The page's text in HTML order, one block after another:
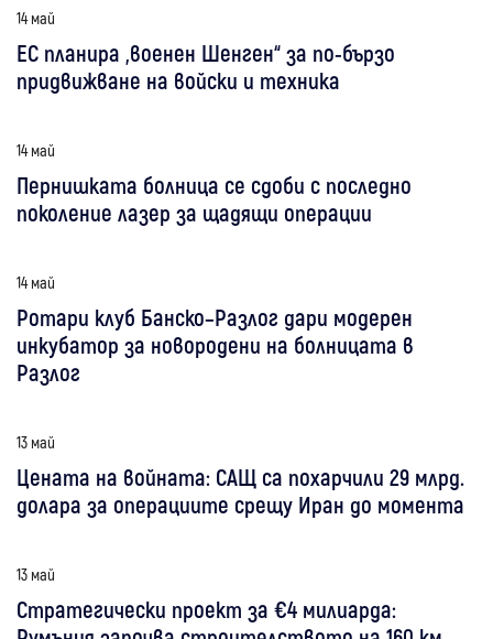
14 май
ЕС планира „военен Шенген“ за по-бързо
придвижване на войски и техника
14 май
Пернишката болница се сдоби с последно
поколение лазер за щадящи операции
14 май
Ротари клуб Банско–Разлог дари модерен
инкубатор за новородени на болницата в
Разлог
13 май
Цената на войната: САЩ са похарчили 29 млрд.
долара за операциите срещу Иран до момента
13 май
Стратегически проект за €4 милиарда: